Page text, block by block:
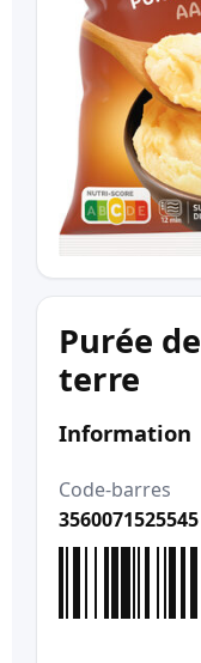
Purée
terre
Information
Code-barres
3560071525545